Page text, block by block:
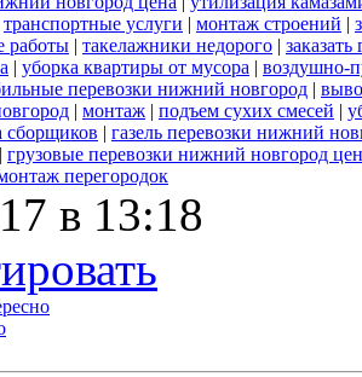
транспортные услуги | монтаж строений |
работы | такелажники недорого |
| уборка квартиры от мусора | воздушно-
перевозки нижний новгород |
| монтаж | подъем сухих смесей |
сборщиков | газель перевозки нижний
| грузовые перевозки нижний новгород
перегородок
в 13:18